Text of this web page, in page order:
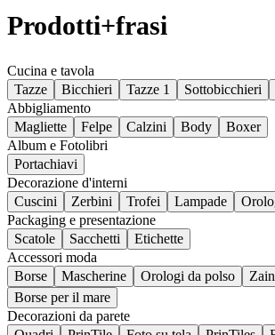
Prodotti+frasi
Cucina e tavola
Tazze
Bicchieri Tazze 1 Sottobicchieri
Abbigliamento
Magliette
Felpe Calzini Body
Boxer
Album e Fotolibri
Portachiavi
Decorazione d'interni
Cuscini
Zerbini Trofei Lampade
Packaging e presentazione
Scatole
Sacchetti
Etichette
Accessori moda
Borse
Mascherine Orologi da polso
Borse per il mare
Decorazioni da parete